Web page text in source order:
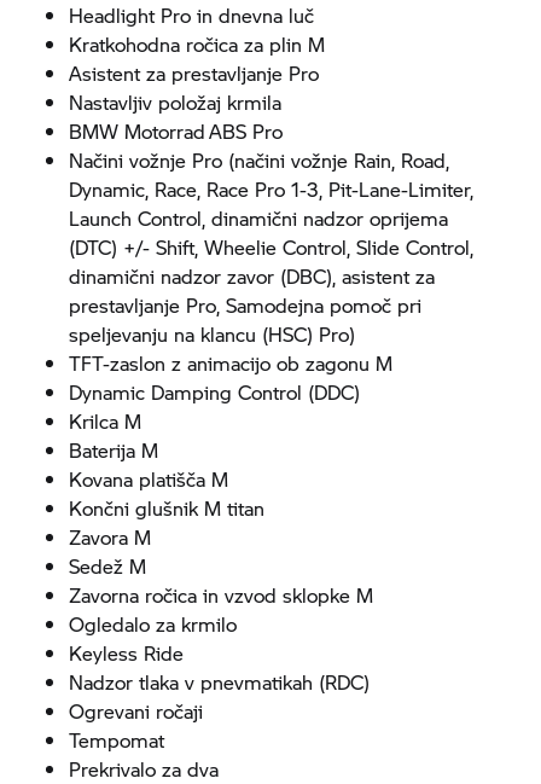
Headlight Pro in dnevna luč
Kratkohodna ročica za plin M
Asistent za prestavljanje Pro
Nastavljiv položaj krmila
BMW MotorradABS Pro
Načini vožnje Pro (načini vožnje Rain, Road,
Dynamic, Race, Race Pro 1-3, Pit-Lane-Limiter,
Launch Control, dinamični nadzor oprijema
(DTC) +/- Shift, Wheelie Control, Slide Control,
dinamični nadzor zavor (DBC), asistent za
prestavljanje Pro, Samodejna pomoč pri
speljevanju na klancu (HSC) Pro)
TFT-zaslon z animacijo ob zagonu M
Dynamic Damping Control (DDC)
Krilca M
Baterija M
Kovana platišča M
Končni glušnik M titan
Zavora M
Sedež M
Zavorna ročica in vzvod sklopke M
Ogledalo za krmilo
Keyless Ride
Nadzor tlaka v pnevmatikah (RDC)
Ogrevani ročaji
Tempomat
Prekrivalo za dva